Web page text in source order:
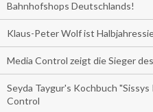
Bahnhofshops Deutschlands!
Klaus-Peter Wolf ist
Media Control zeigt die Sieger
Seyda Taygur's Kochbuch
Control